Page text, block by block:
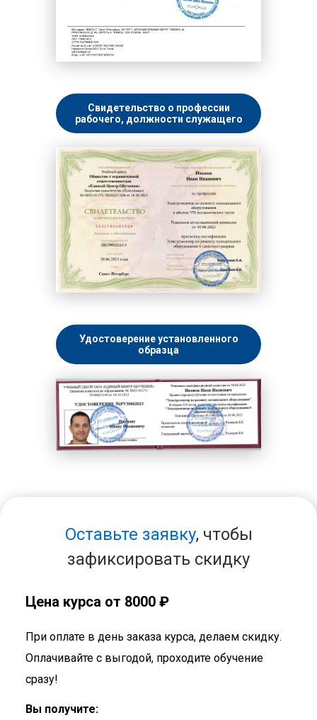
Свидетельство о профессии
рабочего, должности служащего
Удостоверение установленного
образца
Оставьте заявку, чтобы
зафиксировать скидку
Цена курса от 8000 ₽
При оплате в день заказа курса, делаем скидку.
Оплачивайте с выгодой, проходите обучение
сразу!
Вы получите: